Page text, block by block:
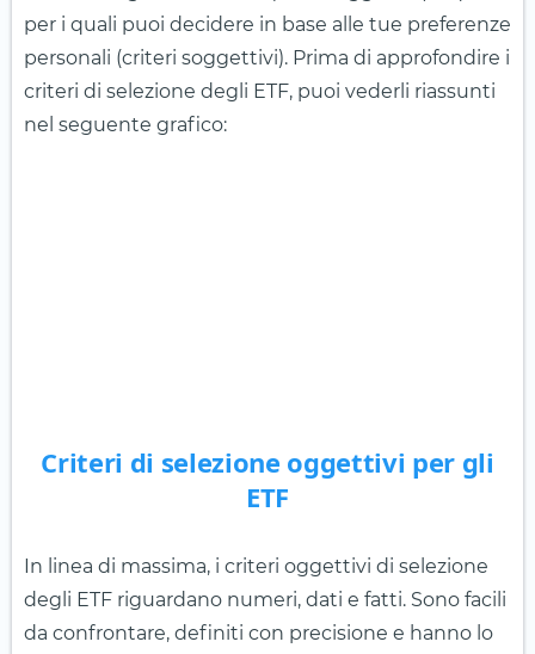
per i quali puoi decidere in base alle tue preferenze
personali (criteri soggettivi). Prima di approfondire i
criteri di selezione degli ETF, puoi vederli riassunti
nel seguente grafico:
Criteri di selezione oggettivi per gli
ETF
In linea di massima, i criteri oggettivi di selezione
degli ETF riguardano numeri, dati e fatti. Sono facili
da confrontare, definiti con precisione e hanno lo